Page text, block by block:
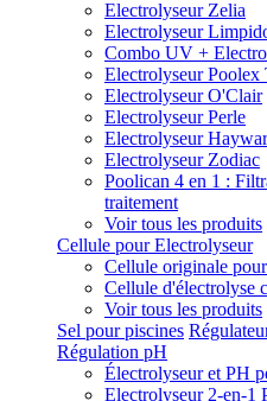
Electrolyseur Zelia
Electrolyseur
Combo UV +
Electrolyseur Poolex
Electrolyseur O'Clair
Electrolyseur Perle
Electrolyseur
Electrolyseur Zodiac
Poolican 4 en 1 :
traitement
Voir tous les produits
Cellule pour Electrolyseur
Cellule originale
Cellule d'électrolyse
Voir tous les produits
Sel pour piscines
Régulation pH
Électrolyseur et PH
Electrolyseur 2-en-1